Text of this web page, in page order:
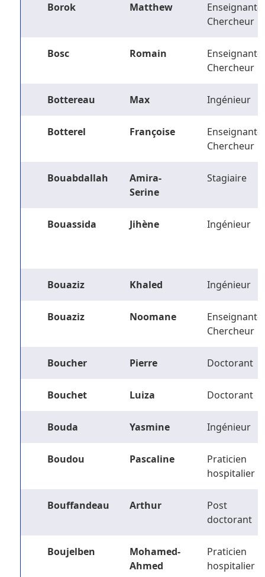
Borok Matthew
Enseignant-
Chercheur
Bosc Romain
Enseignant-
Chercheur
Bottereau Max Ingénieur
Botterel Françoise
Enseignant-
Chercheur
Bouabdallah
Amira-
Serine
Stagiaire
Bouassida Jihène Ingénieur
Bouaziz Khaled Ingénieur
Bouaziz Noomane
Enseignant-
Chercheur
Boucher Pierre Doctorant
Bouchet Luiza Doctorant
Bouda Yasmine Ingénieur
Boudou Pascaline
Praticien
hospitalier
Bouffandeau Arthur
Post
doctorant
Boujelben
Mohamed-
Ahmed
Praticien
hospitalier